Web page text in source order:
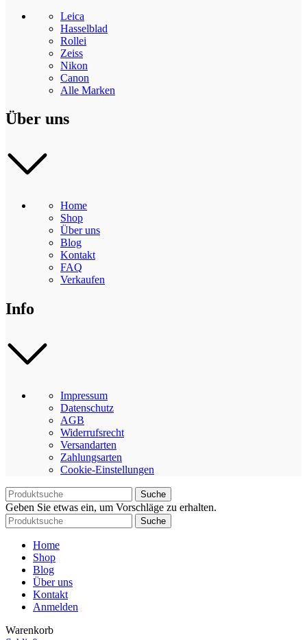
Leica
Hasselblad
Rollei
Zeiss
Nikon
Canon
Alle Marken
Über uns
Home
Shop
Über uns
Blog
Kontakt
FAQ
Verkaufen
Info
Impressum
Datenschutz
AGB
Widerrufsrecht
Versandarten
Zahlungsarten
Cookie-Einstellungen
Suche
Geben Sie etwas ein, um Vorschläge zu erhalten.
Suche
Home
Shop
Blog
Über uns
Kontakt
Anmelden
Warenkorb